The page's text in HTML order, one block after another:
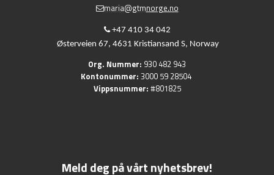
maria@gtmnorge.no
+47 410 34 042
Østerveien 67, 4631 Kristiansand S, Norway
Org. Nummer: 930 482 943
Kontonummer: 3000 59 28504
Vippsnummer: #801825
Meld deg på vårt nyhetsbrev!